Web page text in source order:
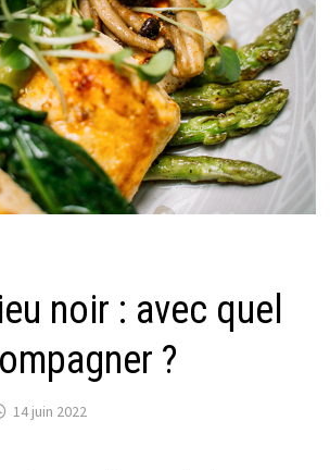
noir : avec quel
?
14 juin 2022